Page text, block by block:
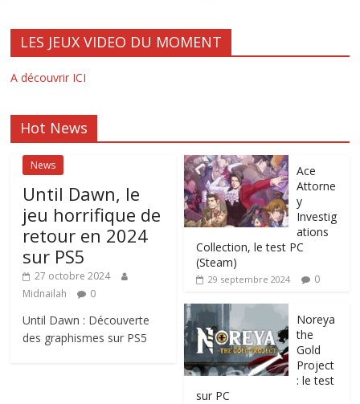
LES JEUX VIDEO DU MOMENT
A découvrir ICI
Hot News
News
Until Dawn, le
jeu horrifique de
retour en 2024
sur PS5
27 octobre 2024
Midnailah
0
Until Dawn : Découverte
des graphismes sur PS5
Ace
Attorne
y
Investig
ations
Collection, le test PC
(Steam)
29 septembre 2024 0
Noreya
the
Gold
Project
: le test
sur PC